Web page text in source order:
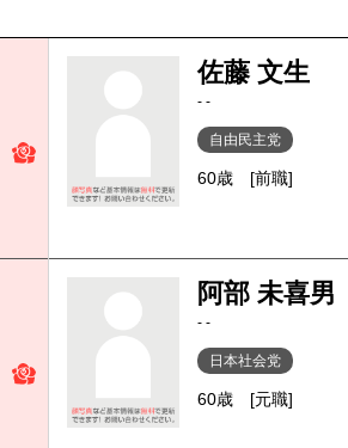
佐藤 文生
- -
自由民主党
60歳 [前職]
阿部 未喜男
- -
日本社会党
60歳 [元職]